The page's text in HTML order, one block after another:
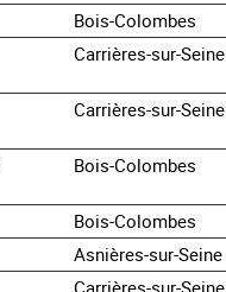
Bois-Colombes
Carrières-sur-Seine
Carrières-sur-Seine
Bois-Colombes
Bois-Colombes
Asnières-sur-Seine
Carrières-sur-Seine